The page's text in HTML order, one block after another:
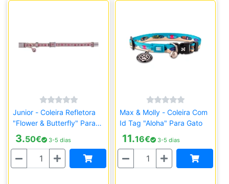
Junior - Coleira Refletora
"Flower & Butterfly" Para
Gatinhos
3.50€ 3-5 dias
Quantidade
Max & Molly - Coleira Com
Id Tag "Aloha" Para Gato
11.16€ 3-5 dias
Quantidade